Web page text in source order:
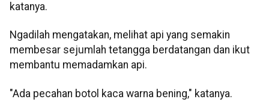
katanya.
Ngadilah mengatakan, melihat api yang semakin
membesar sejumlah tetangga berdatangan dan ikut
membantu memadamkan api.
"Ada pecahan botol kaca warna bening," katanya.